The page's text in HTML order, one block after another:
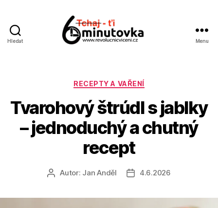
Hledat Menu
Rubriky
RECEPTY A VAŘENÍ
Tvarohový štrúdl s jablky
– jednoduchý a chutný
recept
AutorAutor: Jan Anděl
Datum
4.6.2026